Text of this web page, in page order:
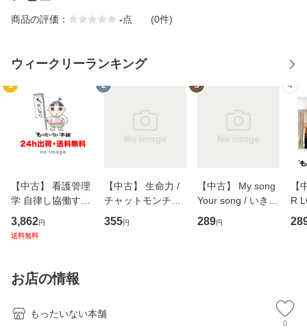
商品の評価： -点 (0件)
ウィークリーランキング
1
【中古】 看護管理
学 自律し協働する
専門職の看護マネ
ジメントスキル 改
恵 藤本幸三 / 南江
堂 [単行
3,862円
送料無料
2
【中古】 生命力 /
チャットモンチー /
キューンレコード
[CD]【メール便送
355円
3
【中古】 My song
Your song / いきも
のがかり / [CD]
【メール便送料無
289円
4
【
R
産
お店の情報
もったいない本舗
0